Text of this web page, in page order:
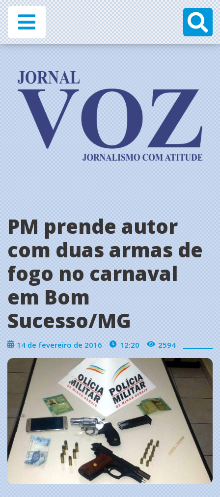
PM prende autor
com duas armas de
fogo no carnaval
em Bom
Sucesso/MG
14 de fevereiro de 2016 12:20 2594